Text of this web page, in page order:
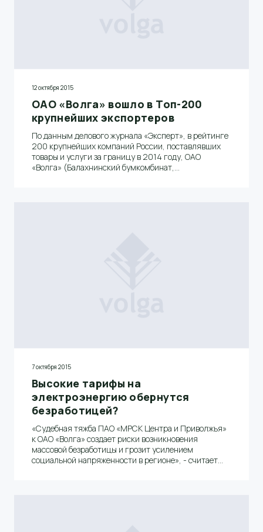
12 октября 2015
ОАО «Волга» вошло в Топ-200
крупнейших экспортеров
По данным делового журнала «Эксперт», в рейтинге
200 крупнейших компаний России, поставлявших
товары и услуги за границу в 2014 году, ОАО
«Волга» (Балахнинский бумкомбинат,
7 октября 2015
Высокие тарифы на
электроэнергию обернутся
безработицей?
«Судебная тяжба ПАО «МРСК Центра и Приволжья»
к ОАО «Волга» создает риски возникновения
массовой безработицы и грозит усилением
социальной напряженности в регионе», - считает